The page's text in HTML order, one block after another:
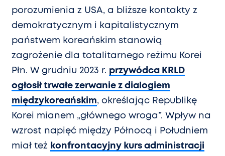
porozumienia z USA, a bliższe kontakty z
demokratycznym i kapitalistycznym
państwem koreańskim stanowią
zagrożenie dla totalitarnego reżimu Korei
Płn. W grudniu 2023 r. przywódca KRLD
ogłosił trwałe zerwanie z dialogiem
międzykoreańskim, określając Republikę
Korei mianem „głównego wroga”. Wpływ na
wzrost napięć między Północą i Południem
miał też
konfrontacyjny kurs administracji